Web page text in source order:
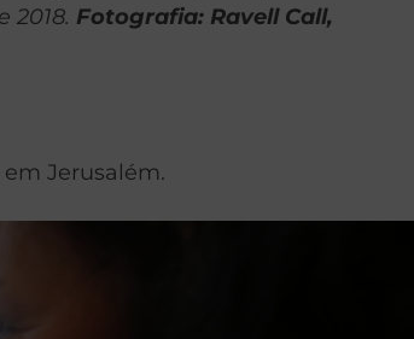
2018. Fotografia: Ravell Call,
Jerusalém.